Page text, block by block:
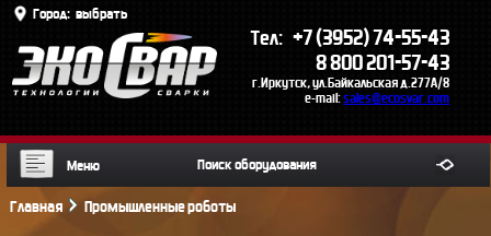
Город: выбрать
Тел: +7 (3952) 74-55-43
8 800 201-57-43
г.Иркутск, ул.Байкальская д.277А/8
e-mail:sales@ecosvar.com
Меню
Главная Промышленные роботы